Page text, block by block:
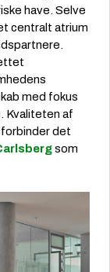
have. Selve
centralt atrium
med fokus
Kvaliteten af
det
som